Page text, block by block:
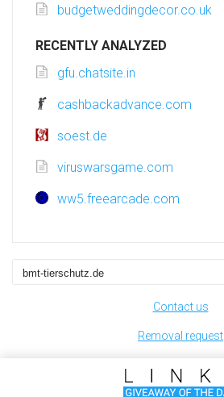
budgetweddingdecor.co.uk
RECENTLY ANALYZED
gfu.chatsite.in
cashbackadvance.com
soest.de
viruswarsgame.com
ww5.freearcade.com
Contact us
Removal request